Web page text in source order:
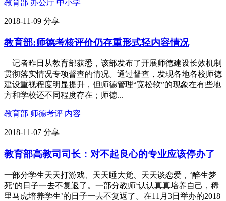
教育部 办公厅 中小学
2018-11-09 分享
教育部:师德考核评价仍存重形式轻内容情况
记者昨日从教育部获悉，该部发布了开展师德建设长效机制
贯彻落实情况专项督查的情况。通过督查，发现各地各校师德
建设重视程度明显提升，但师德管理“宽松软”的现象在有些地
方和学校还不同程度存在；师德...
教育部 师德考评 内容
2018-11-07 分享
教育部高教司司长：对不起良心的专业应该停办了
一部分学生天天打游戏、天天睡大觉、天天谈恋爱，‘醉生梦
死’的日子一去不复返了。一部分教师‘认认真真培养自己，稀
里马虎培养学生’的日子一去不复返了。在11月3日举办的2018